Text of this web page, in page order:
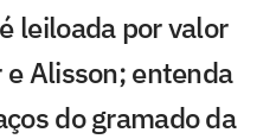
leiloada por valor
Alisson; entenda
do gramado da